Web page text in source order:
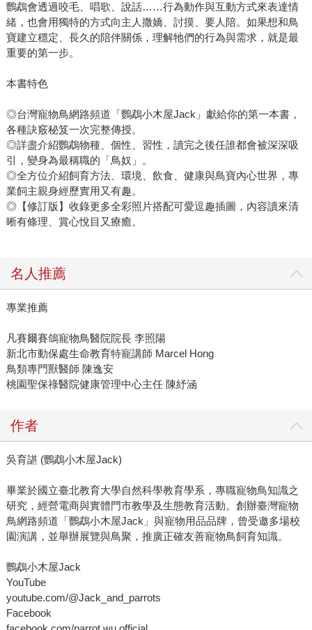
鸚鵡會透過咬毛、唱歌、說話……行為動作與互動方式來表達情
緒，也會用獨特的方式向主人撒嬌、討摸、要人陪。如果想和鳥
寶建立穩定、長久的陪伴關係，理解牠們的行為與需求，就是最
重要的第一步。
本書特色
◎台灣寵物鳥網路頻道「鸚鵡小木屋Jack」獻給你的第一本書，
各種訣竅秘笈一次完整傳授。
◎詳盡介紹鸚鵡物種、個性、習性，讀完之後任誰都會被深深吸
引，變身為最稱職的「鳥奴」。
◎全方位介紹飼育方法、環境、飲食、健康與鳥寶內心世界，專
業飼主親身經歷實用又有趣。
◎【修訂版】收錄更多全彩照片搭配可愛逗趣插圖，內容讀來清
晰有條理、賞心悅目又療癒。
名人推薦
專業推薦
凡賽爾賽鴿寵物鳥醫院院長 李照陽
新北市動保處生命教育特寵講師 Marcel Hong
鳥類專門獸醫師 陳逸安
桃園聖保祿醫院健康管理中心主任 陳紓涵
作者
吳育諶 (鸚鵡小木屋Jack)
畢業於國立臺北教育大學自然科學教育學系，專職寵物鳥知識之
研究，經營電商與實體門市教學及生態教育活動。創辦臺灣寵物
鳥網路頻道「鸚鵡小木屋Jack」與寵物用品品牌，曾受邀多場校
園演講，並舉辦展覽與鳥聚，推廣正確友善寵物鳥飼育知識。
鸚鵡小木屋Jack
YouTube
youtube.com/@Jack_and_parrots
Facebook